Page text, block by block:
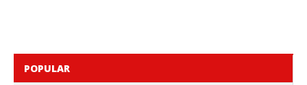
POPULAR